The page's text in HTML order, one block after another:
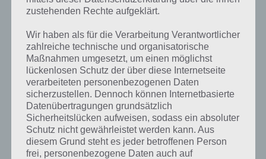
Kommentaren mit. Nur so können wir stets die aktuellen Antworten
auf die zahlreichen Fragen und Sachverhalte in der App geben. Da
Darum geht es bei 94%
Was ist 94%? In der App 94% musst du auf Basis eines Bildes oder
einer Aussage die Antworten herausfinden, die von anderen Spielern
am häufigsten genannt worden sind. Nur so kannst du das nächste
Level freischalten. Zusammenaddiert ergeben alle Antworten 94
Prozent, wovon die App ihren Namen hat. Entsprechend ist 94
Prozent ein Wort und Rätsel-Spiel. Bereits über 10 Millionen mal
zustehenden Rechte aufgeklärt.
Wir haben als für die Verarbeitung Verantwortlicher
zahlreiche technische und organisatorische
Maßnahmen umgesetzt, um einen möglichst
lückenlosen Schutz der über diese Internetseite
verarbeiteten personenbezogenen Daten
sicherzustellen. Dennoch können Internetbasierte
Datenübertragungen grundsätzlich
Sicherheitslücken aufweisen, sodass ein absoluter
Schutz nicht gewährleistet werden kann. Aus
diesem Grund steht es jeder betroffenen Person
frei, personenbezogene Daten auch auf